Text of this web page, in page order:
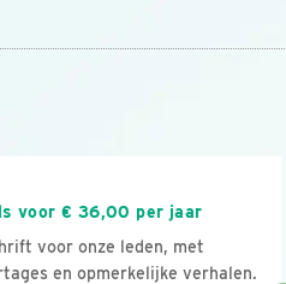
voor € 36,00 per jaar
voor onze leden, met
en opmerkelijke verhalen.